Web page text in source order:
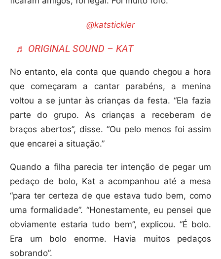
@katstickler
♬ ORIGINAL SOUND – KAT
No entanto, ela conta que quando chegou a hora
que começaram a cantar parabéns, a menina
voltou a se juntar às crianças da festa. “Ela fazia
parte do grupo. As crianças a receberam de
braços abertos”, disse. “Ou pelo menos foi assim
que encarei a situação.”
Quando a filha parecia ter intenção de pegar um
pedaço de bolo, Kat a acompanhou até a mesa
“para ter certeza de que estava tudo bem, como
uma formalidade”. “Honestamente, eu pensei que
obviamente estaria tudo bem”, explicou. “É bolo.
Era um bolo enorme. Havia muitos pedaços
sobrando”.